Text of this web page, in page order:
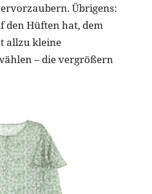
Übrigens:
den Hüften hat, dem
allzu kleine
– die vergrößern